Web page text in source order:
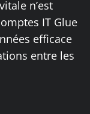
n’est
IT Glue
efficace
entre les